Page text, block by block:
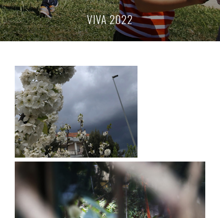
VIVA 2022